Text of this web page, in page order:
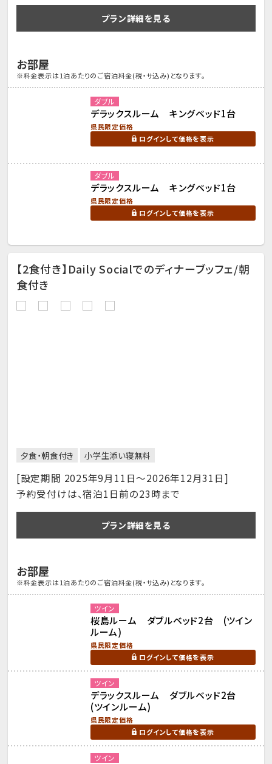
プラン詳細を見る
お部屋
※料金表示は1泊あたりのご宿泊料金(税・サ込み)となります。
ダブル
デラックスルーム キングベッド1台
県民限定価格
ログインして価格を表示
ダブル
デラックスルーム キングベッド1台
県民限定価格
ログインして価格を表示
【2食付き】Daily Socialでのディナーブッフェ/朝
食付き
夕食・朝食付き 小学生添い寝無料
[設定期間 2025年9月11日～2026年12月31日]
予約受付けは、宿泊1日前の23時まで
プラン詳細を見る
お部屋
※料金表示は1泊あたりのご宿泊料金(税・サ込み)となります。
ツイン
桜島ルーム ダブルベッド2台 (ツイン
ルーム)
県民限定価格
ログインして価格を表示
ツイン
デラックスルーム ダブルベッド2台
(ツインルーム)
県民限定価格
ログインして価格を表示
ツイン